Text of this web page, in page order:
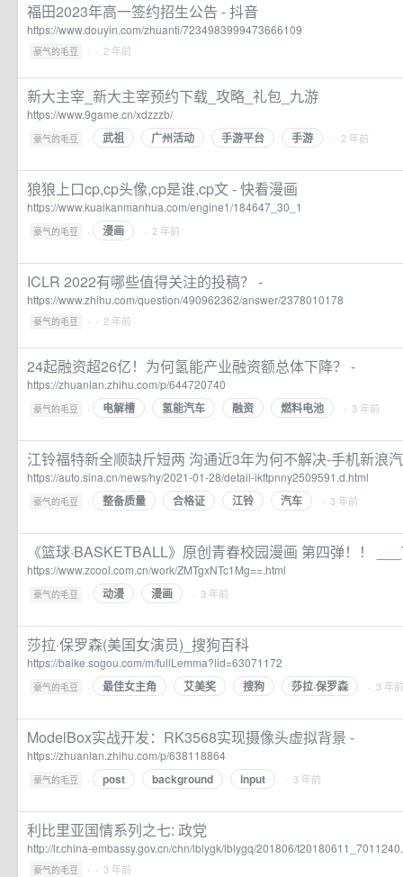
福田2023年高一签约招生公告 - 抖音
https://www.douyin.com/zhuanti/7234983999473666109
豪气的毛豆 · · 2 年前
新大主宰_新大主宰预约下载_攻略_礼包_九游
https://www.9game.cn/xdzzzb/
豪气的毛豆 · 武祖 广州活动 手游平台 手游 · 2 年前
狼狼上口cp,cp头像,cp是谁,cp文 - 快看漫画
https://www.kuaikanmanhua.com/engine1/184647_30_1
豪气的毛豆 · 漫画 · 2 年前
ICLR 2022有哪些值得关注的投稿？ -
https://www.zhihu.com/question/490962362/answer/2378010178
豪气的毛豆 · · 2 年前
24起融资超26亿！为何氢能产业融资额总体下降？ -
https://zhuanlan.zhihu.com/p/644720740
豪气的毛豆 · 电解槽 氢能汽车 融资 燃料电池 · 3 年前
江铃福特新全顺缺斤短两 沟通近3年为何不解决-手机新浪
https://auto.sina.cn/news/hy/2021-01-28/detail-ikftpnny2509591.d.html
豪气的毛豆 · 整备质量 合格证 江铃 汽车 · 3 年前
《篮球·BASKETBALL》原创青春校园漫画 第四弹！！
https://www.zcool.com.cn/work/ZMTgxNTc1Mg==.html
豪气的毛豆 · 动漫 漫画 · 3 年前
莎拉·保罗森(美国女演员)_搜狗百科
https://baike.sogou.com/m/fullLemma?lid=63071172
豪气的毛豆 · 最佳女主角 艾美奖 搜狗 莎拉·保罗森 · 3 年前
ModelBox实战开发：RK3568实现摄像头虚拟背景 -
https://zhuanlan.zhihu.com/p/638118864
豪气的毛豆 · post background input · 3 年前
利比里亚国情系列之七: 政党
http://lr.china-embassy.gov.cn/chn/lblygk/lblygq/201806/
豪气的毛豆 · · 3 年前